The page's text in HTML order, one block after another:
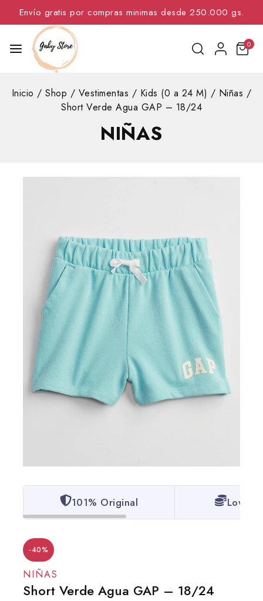
Envío gratis por compras minimas desde 250.000 gs.
0
Inicio / Shop / Vestimentas / Kids (0 a 24 M) / Niñas /
Short Verde Agua GAP – 18/24
NIÑAS
101% Original Lowest
-40%
NIÑAS
Short Verde Agua GAP – 18/24